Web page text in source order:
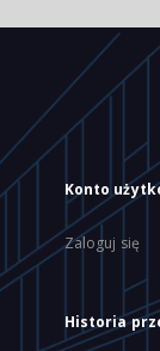
Konto
Zaloguj się
Historia